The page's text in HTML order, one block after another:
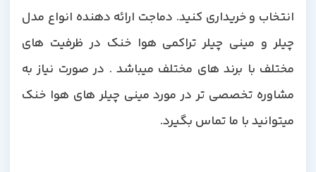
انتخاب و خریداری کنید. دماجت ارائه دهنده انواع مدل
چیلر و مینی چیلر تراکمی هوا خنک در ظرفیت های
مختلف با برند های مختلف میباشد . در صورت نیاز به
مشاوره تخصصی تر در مورد مینی چیلر های هوا خنک
میتوانید با ما تماس بگیرد.